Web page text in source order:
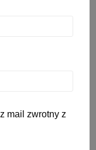
W miarę jak
zdolność
mail zwrotny z